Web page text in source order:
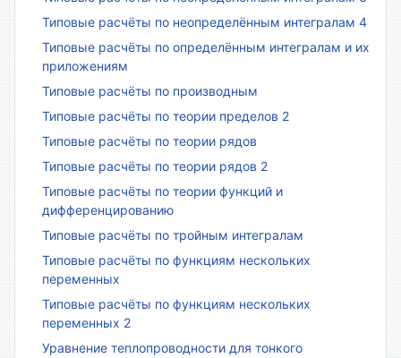
Типовые расчёты по неопределённым интегралам 4
Типовые расчёты по определённым интегралам и их
приложениям
Типовые расчёты по производным
Типовые расчёты по теории пределов 2
Типовые расчёты по теории рядов
Типовые расчёты по теории рядов 2
Типовые расчёты по теории функций и
дифференцированию
Типовые расчёты по тройным интегралам
Типовые расчёты по функциям нескольких
переменных
Типовые расчёты по функциям нескольких
переменных 2
Уравнение теплопроводности для тонкого